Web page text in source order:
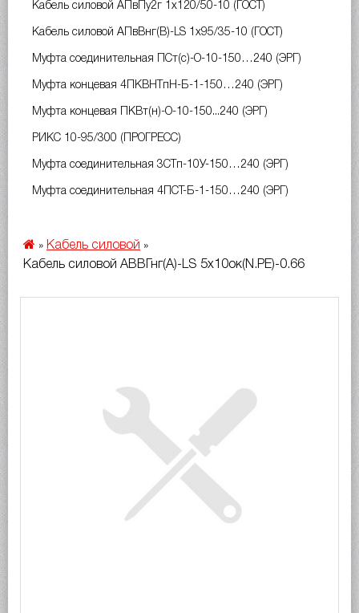
Кабель силовой АПвПу2г 1х120/50-10 (ГОСТ)
Кабель силовой АПвВнг(B)-LS 1х95/35-10 (ГОСТ)
Муфта соединительная ПСт(с)-О-10-150…240 (ЭРГ)
Муфта концевая 4ПКВНТпН-Б-1-150…240 (ЭРГ)
Муфта концевая ПКВт(н)-О-10-150...240 (ЭРГ)
РИКС 10-95/300 (ПРОГРЕСС)
Муфта соединительная 3СТп-10У-150…240 (ЭРГ)
Муфта соединительная 4ПСТ-Б-1-150…240 (ЭРГ)
» Кабель силовой »
Кабель силовой АВВГнг(A)-LS 5х10ок(N.PE)-0.66